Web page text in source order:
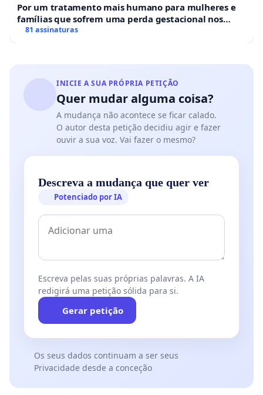
Por um tratamento mais humano para mulheres e
famílias que sofrem uma perda gestacional nos
hospitais portugueses
81 assinaturas
INICIE A SUA PRÓPRIA PETIÇÃO
Quer mudar alguma coisa?
A mudança não acontece se ficar calado.
O autor desta petição decidiu agir e fazer
ouvir a sua voz. Vai fazer o mesmo?
Descreva a mudança que quer ver
Potenciado por IA
Escreva pelas suas próprias palavras. A IA
redigirá uma petição sólida para si.
Gerar petição
Os seus dados continuam a ser seus
Privacidade desde a conceção